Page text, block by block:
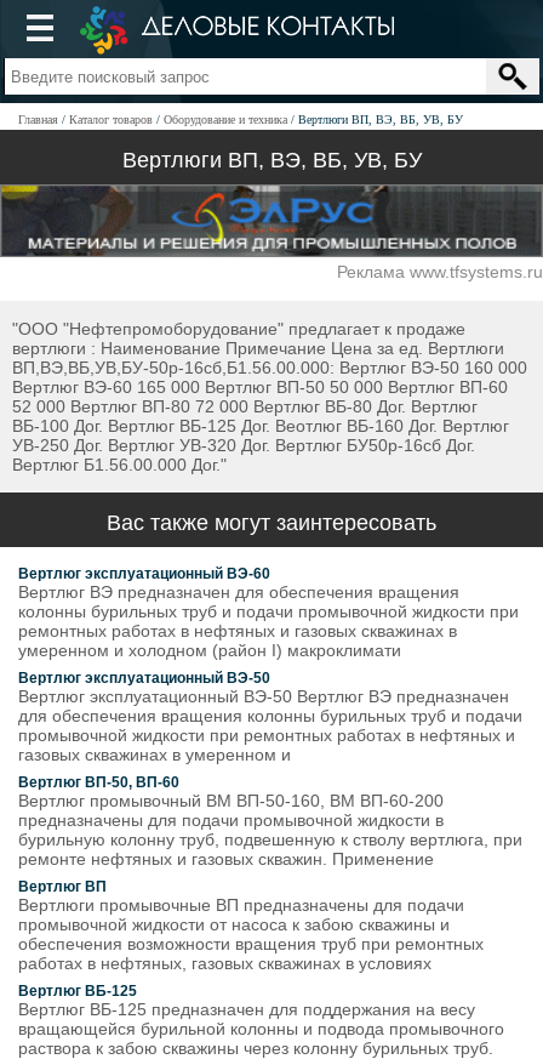
Главная Каталог товаров Оборудование и техника Вертлюги ВП, ВЭ, ВБ, УВ, БУ
Вертлюги ВП, ВЭ, ВБ, УВ, БУ
Реклама www.tfsystems.ru
"ООО "Нефтепромоборудование" предлагает к продаже
вертлюги : Наименование Примечание Цена за ед. Вертлюги
ВП,ВЭ,ВБ,УВ,БУ-50р-16сб,Б1.56.00.000: Вертлюг ВЭ-50 160 000
Вертлюг ВЭ-60 165 000 Вертлюг ВП-50 50 000 Вертлюг ВП-60
52 000 Вертлюг ВП-80 72 000 Вертлюг ВБ-80 Дог. Вертлюг
ВБ-100 Дог. Вертлюг ВБ-125 Дог. Веотлюг ВБ-160 Дог. Вертлюг
УВ-250 Дог. Вертлюг УВ-320 Дог. Вертлюг БУ50р-16сб Дог.
Вертлюг Б1.56.00.000 Дог."
Вас также могут заинтересовать
Вертлюг эксплуатационный ВЭ-60
Вертлюг ВЭ предназначен для обеспечения вращения
колонны бурильных труб и подачи промывочной жидкости при
ремонтных работах в нефтяных и газовых скважинах в
умеренном и холодном (район I) макроклимати
Вертлюг эксплуатационный ВЭ-50
Вертлюг эксплуатационный ВЭ-50 Вертлюг ВЭ предназначен
для обеспечения вращения колонны бурильных труб и подачи
промывочной жидкости при ремонтных работах в нефтяных и
газовых скважинах в умеренном и
Вертлюг ВП-50, ВП-60
Вертлюг промывочный ВМ ВП-50-160, ВМ ВП-60-200
предназначены для подачи промывочной жидкости в
бурильную колонну труб, подвешенную к стволу вертлюга, при
ремонте нефтяных и газовых скважин. Применение
Вертлюг ВП
Вертлюги промывочные ВП предназначены для подачи
промывочной жидкости от насоса к забою скважины и
обеспечения возможности вращения труб при ремонтных
работах в нефтяных, газовых скважинах в условиях
Вертлюг ВБ-125
Вертлюг ВБ-125 предназначен для поддержания на весу
вращающейся бурильной колонны и подвода промывочного
раствора к забою скважины через колонну бурильных труб.